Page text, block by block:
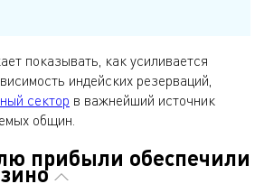
показывать, как усиливается
индейских резерваций,
сектор в важнейший источник
общин.
прибыли обеспечили